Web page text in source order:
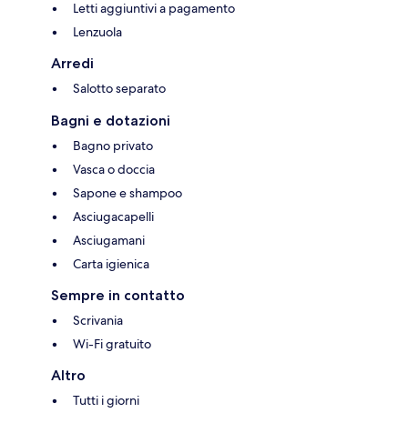
Letti aggiuntivi a pagamento
Lenzuola
Arredi
Salotto separato
Bagni e dotazioni
Bagno privato
Vasca o doccia
Sapone e shampoo
Asciugacapelli
Asciugamani
Carta igienica
Sempre in contatto
Scrivania
Wi-Fi gratuito
Altro
Tutti i giorni